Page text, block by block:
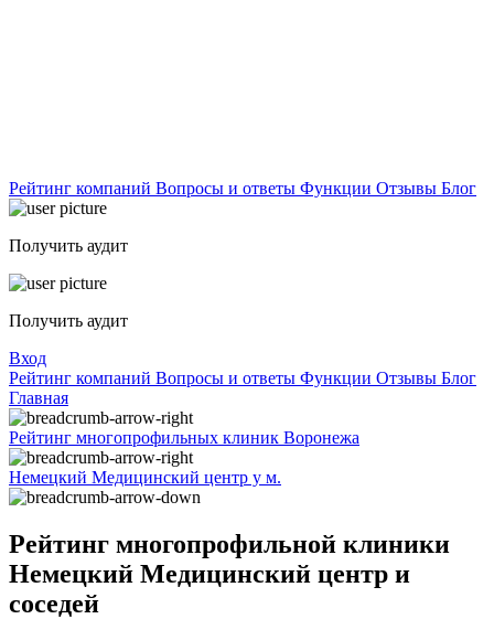
Рейтинг компаний Вопросы и ответы Функции Отзывы Блог
Получить аудит
Получить аудит
Вход
Рейтинг компаний Вопросы и ответы Функции Отзывы Блог
Главная
Рейтинг многопрофильных клиник Воронежа
Немецкий Медицинский центр у м.
Рейтинг многопрофильной клиники
Немецкий Медицинский центр и
соседей